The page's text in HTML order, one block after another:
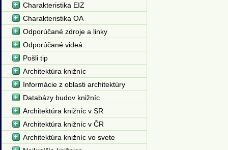
Charakteristika EIZ
Charakteristika OA
Odporúčané zdroje a linky
Odporúčané videá
Pošli tip
Architektúra knižníc
Informácie z oblasti architektúry
Databázy budov knižníc
Architektúra knižníc v SR
Architektúra knižníc v ČR
Architektúra knižníc vo svete